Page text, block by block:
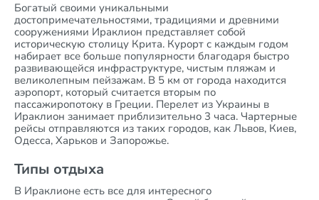
Богатый своими уникальными
достопримечательностями, традициями и древними
сооружениями Ираклион представляет собой
историческую столицу Крита. Курорт с каждым годом
набирает все больше популярности благодаря быстро
развивающейся инфраструктуре, чистым пляжам и
великолепным пейзажам. В 5 км от города находится
аэропорт, который считается вторым по
пассажиропотоку в Греции. Перелет из Украины в
Ираклион занимает приблизительно 3 часа. Чартерные
рейсы отправляются из таких городов, как Львов, Киев,
Одесса, Харьков и Запорожье.
Типы отдыха
В Ираклионе есть все для интересного